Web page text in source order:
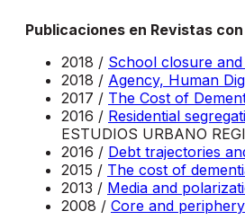
Publicaciones en Revistas
2018 / School closure
2018 / Agency, Human
2017 / The Cost of
2016 / Residential
ESTUDIOS URBANO
2016 / Debt trajectories
2015 / The cost of
2013 / Media and
2008 / Core and